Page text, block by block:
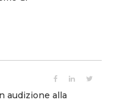
audizione alla